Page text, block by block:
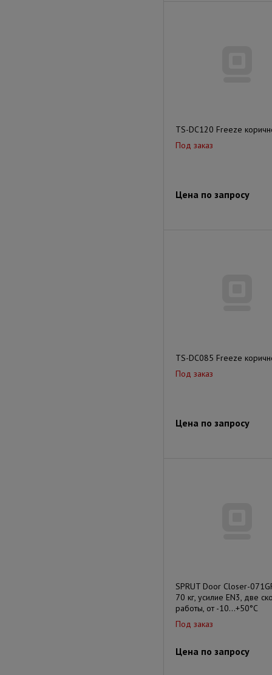
TS-DC120 Freeze
Под заказ
Цена по запросу
TS-DC085 Freeze
Под заказ
Цена по запросу
SPRUT Door Closer-
70 кг, усилие EN3, две
работы, от -10…+50°С
Под заказ
Цена по запросу